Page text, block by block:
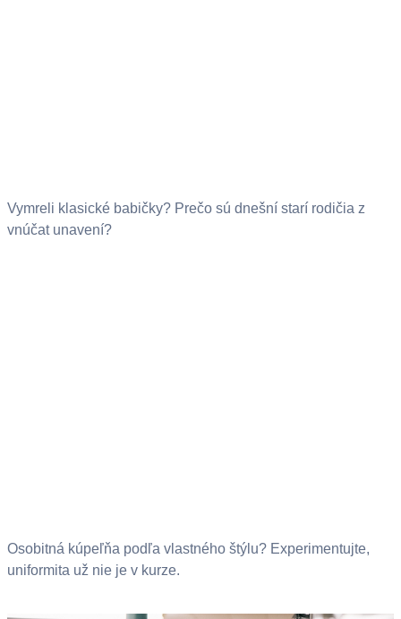
Vymreli klasické babičky? Prečo sú dnešní starí rodičia z
vnúčat unavení?
Osobitná kúpeľňa podľa vlastného štýlu? Experimentujte,
uniformita už nie je v kurze.